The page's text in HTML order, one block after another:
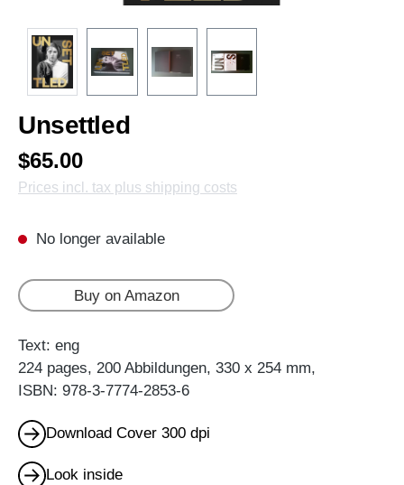
Unsettled
$65.00
Prices incl. tax plus shipping costs
No longer available
Buy on Amazon
Text: eng
224 pages, 200 Abbildungen, 330 x 254 mm,
ISBN: 978-3-7774-2853-6
Download Cover 300 dpi
Look inside